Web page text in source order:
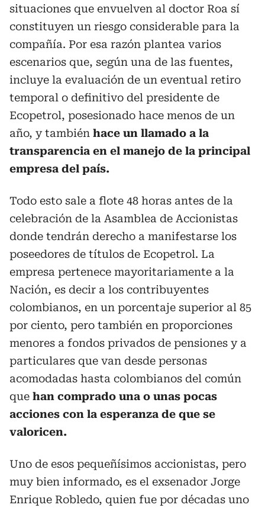
situaciones que envuelven al doctor Roa sí
constituyen un riesgo considerable para la
compañía. Por esa razón plantea varios
escenarios que, según una de las fuentes,
incluye la evaluación de un eventual retiro
temporal o definitivo del presidente de
Ecopetrol, posesionado hace menos de un
año, y también hace un llamado a la
transparencia en el manejo de la principal
empresa del país.
Todo esto sale a flote 48 horas antes de la
celebración de la Asamblea de Accionistas
donde tendrán derecho a manifestarse los
poseedores de títulos de Ecopetrol. La
empresa pertenece mayoritariamente a la
Nación, es decir a los contribuyentes
colombianos, en un porcentaje superior al 85
por ciento, pero también en proporciones
menores a fondos privados de pensiones y a
particulares que van desde personas
acomodadas hasta colombianos del común
que han comprado una o unas pocas
acciones con la esperanza de que se
valoricen.
Uno de esos pequeñísimos accionistas, pero
muy bien informado, es el exsenador Jorge
Enrique Robledo, quien fue por décadas uno